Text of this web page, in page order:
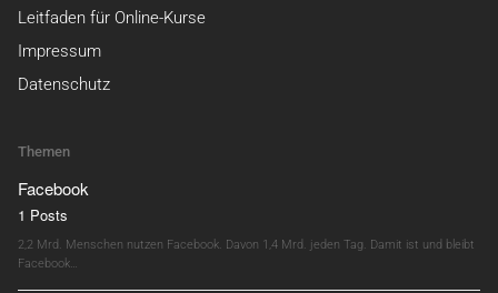
Leitfaden für Online-Kurse
Impressum
Datenschutz
Themen
Facebook
1 Posts
2,2 Mrd. Menschen nutzen Facebook. Davon 1,4 Mrd. jeden Tag. Damit ist und bleibt
Facebook…